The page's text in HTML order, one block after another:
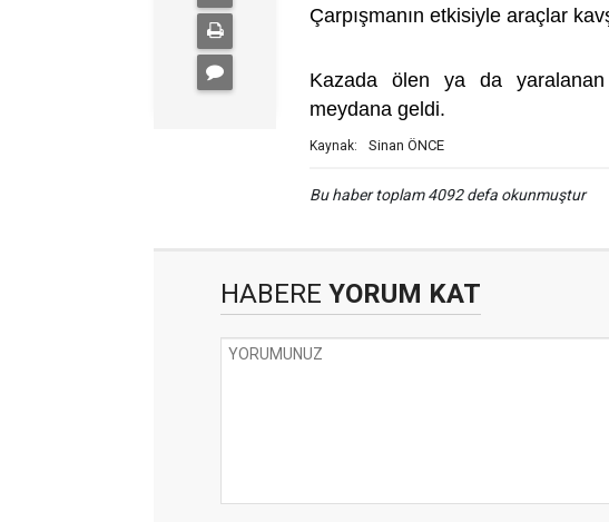
Çarpışmanın etkisiyle araçlar
Kazada ölen ya da
meydana geldi.
Kaynak: Sinan ÖNCE
Bu haber toplam 4092 defa okunmuştur
HABERE YORUM KAT